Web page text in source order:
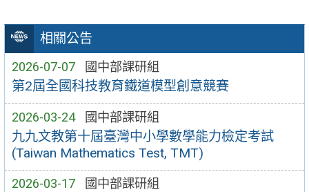
相關公告
2026-07-07 國中部課研組
第2屆全國科技教育鐵道模型創意競賽
2026-03-24 國中部課研組
九九文教第十屆臺灣中小學數學能力檢定考試
(Taiwan Mathematics Test, TMT)
2026-03-17 國中部課研組